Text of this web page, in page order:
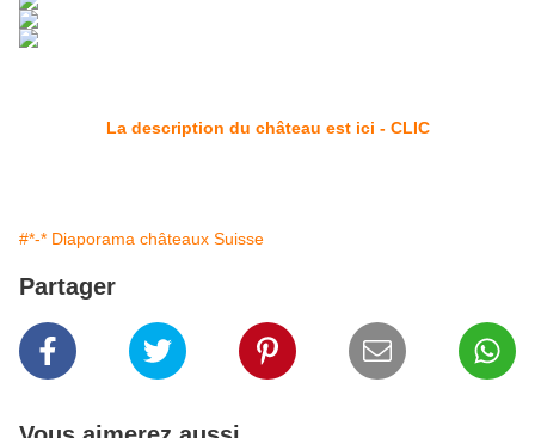
La description du château est ici - CLIC
#*-* Diaporama châteaux Suisse
Partager